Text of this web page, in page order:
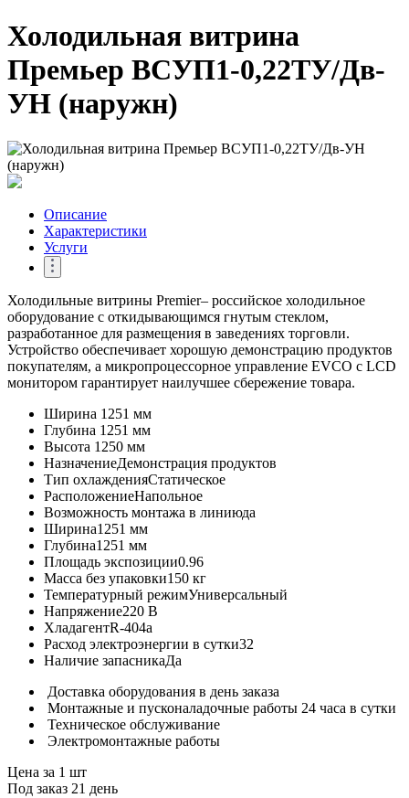
Холодильная витрина
Премьер ВСУП1-0,22ТУ/Дв-
УН (наружн)
Описание
Характеристики
Услуги
Холодильные витрины Premier– российское холодильное
оборудование с откидывающимся гнутым стеклом,
разработанное для размещения в заведениях торговли.
Устройство обеспечивает хорошую демонстрацию продуктов
покупателям, а микропроцессорное управление EVCO с LCD
монитором гарантирует наилучшее сбережение товара.
Ширина 1251 мм
Глубина 1251 мм
Высота 1250 мм
НазначениеДемонстрация продуктов
Тип охлажденияСтатическое
РасположениеНапольное
Возможность монтажа в линиюда
Ширина1251 мм
Глубина1251 мм
Площадь экспозиции0.96
Масса без упаковки150 кг
Температурный режимУниверсальный
Напряжение220 В
ХладагентR-404a
Расход электроэнергии в сутки32
Наличие запасникаДа
Доставка оборудования в день заказа
Монтажные и пусконаладочные работы 24 часа в сутки
Техническое обслуживание
Электромонтажные работы
Цена за 1 шт
Под заказ 21 день